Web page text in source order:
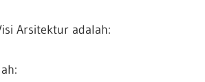
Arsitektur adalah: